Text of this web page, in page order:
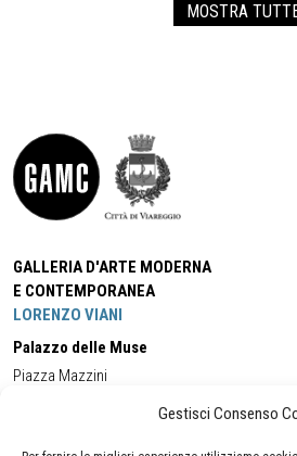
Gestisci Consenso
MOSTRA
GALLERIA D'ARTE MODERNA
E CONTEMPORANEA
LORENZO VIANI
Palazzo delle Muse
Piazza Mazzini
Cell:+39 338 5714978
Tel:
+39 0584 944580 (orario 09.00/13.00)